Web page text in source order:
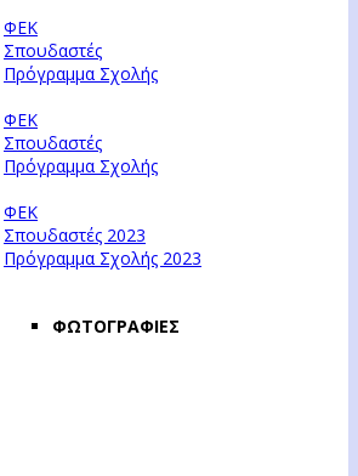
ΦΕΚ
Σπουδαστές
Πρόγραμμα Σχολής
ΦΕΚ
Σπουδαστές
Πρόγραμμα Σχολής
ΦΕΚ
Σπουδαστές 2023
Πρόγραμμα Σχολής 2023
ΦΩΤΟΓΡΑΦΙΕΣ